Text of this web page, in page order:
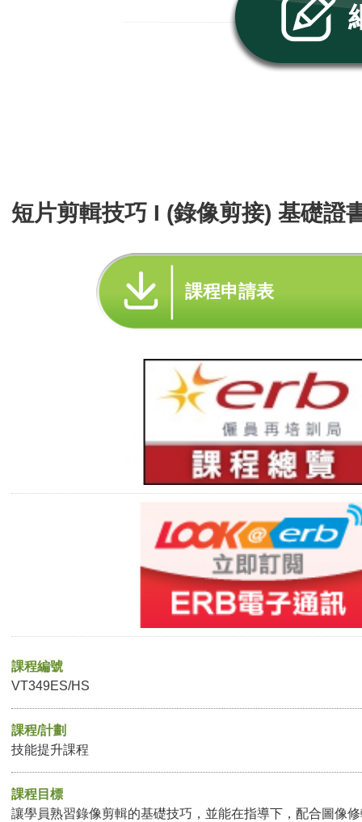
短片剪輯技巧 I (錄像剪接) 基礎證
課程申請表
課程編號
VT349ES/HS
課程/計劃
技能提升課程
課程目標
讓學員熟習錄像剪輯的基礎技巧，並能在指導下，配合圖像